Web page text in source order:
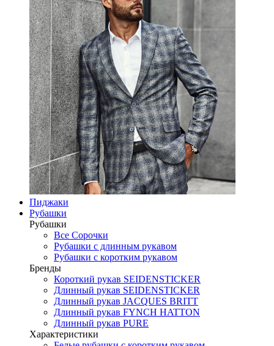
Пиджаки
Рубашки
Рубашки
Все Сорочки
Рубашки с длинным рукавом
Рубашки с коротким рукавом
Бренды
Короткий рукав SEIDENSTICKER
Длинный рукав SEIDENSTICKER
Длинный рукав JAСQUES BRITT
Длинный рукав FYNCH HATTON
Длинный рукав PURE
Характеристики